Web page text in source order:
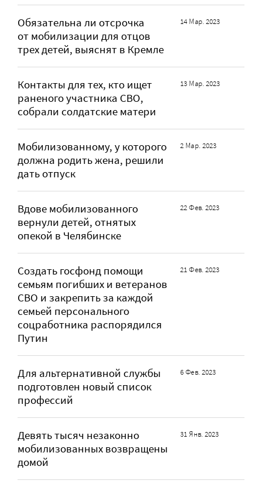
Обязательна ли отсрочка
от мобилизации для отцов
трех детей, выяснят в Кремле
14 Мар. 2023
Контакты для тех, кто ищет
раненого участника СВО,
собрали солдатские матери
13 Мар. 2023
Мобилизованному, у которого
должна родить жена, решили
дать отпуск
2 Мар. 2023
Вдове мобилизованного
вернули детей, отнятых
опекой в Челябинске
22 Фев. 2023
Создать госфонд помощи
семьям погибших и ветеранов
СВО и закрепить за каждой
семьей персонального
соцработника распорядился
Путин
21 Фев. 2023
Для альтернативной службы
подготовлен новый список
профессий
6 Фев. 2023
Девять тысяч незаконно
мобилизованных возвращены
домой
31 Янв. 2023